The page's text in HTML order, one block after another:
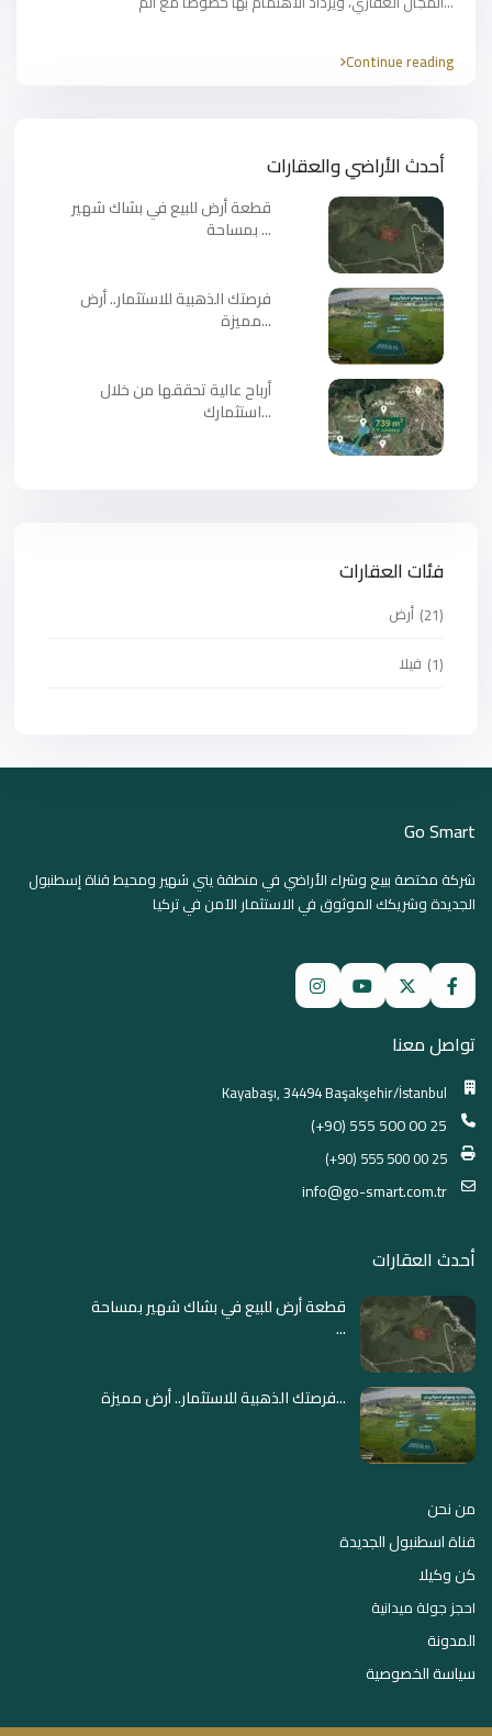
Continue reading
أحدث الأراضي والعقارات
قطعة أرض للبيع في بشاك شهير
بمساحة ...
فرصتك الذهبية للاستثمار.. أرض
مميزة...
أرباح عالية تحققها من خلال
استثمارك...
فئات العقارات
أرض
(21)
فيلا
(1)
Go Smart
شركة مختصة ببيع وشراء الأراضي في منطقة يني شهير ومحيط قناة إسطنبول
الجديدة وشريكك الموثوق في الاستثمار الآمن في تركيا
تواصل معنا
Kayabaşı, 34494 Başakşehir/İstanbul
(+90) 555 500 00 25
(+90) 555 500 00 25
info@go-smart.com.tr
أحدث العقارات
قطعة أرض للبيع في بشاك شهير بمساحة
...
فرصتك الذهبية للاستثمار.. أرض مميزة...
من نحن
قناة اسطنبول الجديدة
كن وكيلا
احجز جولة ميدانية
المدونة
سياسة الخصوصية